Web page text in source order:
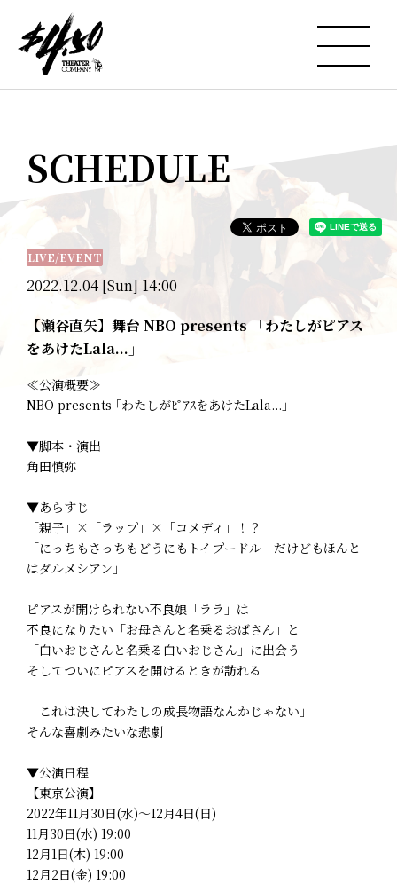
SCHEDULE
2022.12.04 [Sun] 14:00
LIVE/EVENT
【瀬谷直矢】舞台 NBO presents 「わたしがピアス
をあけたLala...」
≪公演概要≫
NBO presents ｢わたしがﾋﾟｱｽをあけたLala...｣
▼脚本・演出
角田慎弥
▼あらすじ
「親子」×「ラップ」×「コメディ」！？
「にっちもさっちもどうにもトイプードル だけどもほんと
はダルメシアン」
ピアスが開けられない不良娘「ララ」は
不良になりたい「お母さんと名乗るおばさん」と
「白いおじさんと名乗る白いおじさん」に出会う
そしてついにピアスを開けるときが訪れる
「これは決してわたしの成長物語なんかじゃない」
そんな喜劇みたいな悲劇
▼公演日程
【東京公演】
2022年11月30日(水)～12月4日(日)
11月30日(水) 19:00
12月1日(木) 19:00
12月2日(金) 19:00